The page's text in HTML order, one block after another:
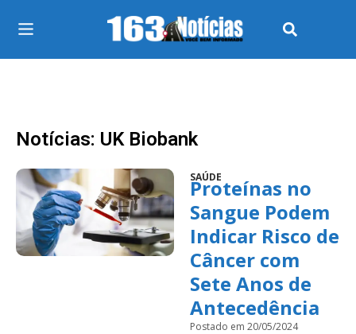
Notícias: UK Biobank
SAÚDE
Proteínas no
Sangue Podem
Indicar Risco de
Câncer com
Sete Anos de
Antecedência
Postado em 20/05/2024